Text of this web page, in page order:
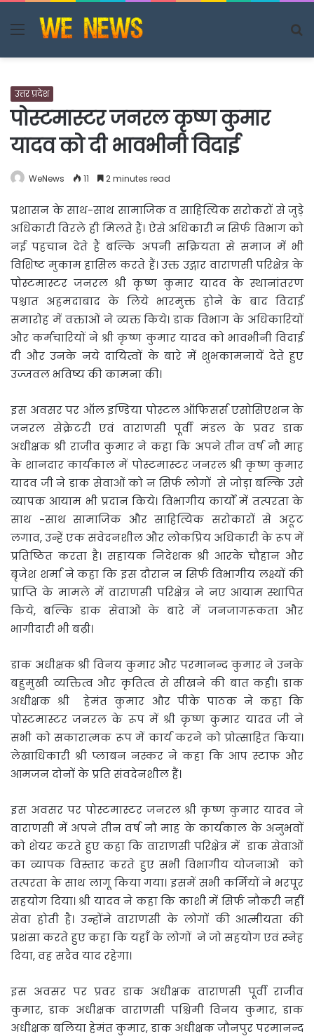
Menu
उत्तर प्रदेश
पोस्टमास्टर जनरल कृष्ण कुमार
यादव को दी भावभीनी विदाई
WeNews 11 2 minutes read
प्रशासन के साथ-साथ सामाजिक व साहित्यिक सरोकरों से जुड़े
अधिकारी विरले ही मिलते हैं। ऐसे अधिकारी नसिर्फ विभाग को
नई पहचान देते हैं बल्कि अपनी सक्रियता से समाज में भी
विशिष्ट मुकाम हासिल करते हैं। उक्त उद्गार वाराणसी परिक्षेत्र के
पोस्टमास्टर जनरल श्री कृष्ण कुमार यादव के स्थानांतरण
पश्चात अहमदाबाद के लिये भारमुक्त होने के बाद विदाई
समारोह में वक्ताओं ने व्यक्त किये। डाक विभाग के अधिकारियों
और कर्मचारियों ने श्री कृष्ण कुमार यादव को भावभीनी विदाई
दी और उनके नये दायित्वों के बारे में शुभकामनायें देते हुए
उज्जवल भविष्य की कामना की।
इस अवसर पर ऑल इण्डिया पोस्टल ऑफिसर्स एसोसिएशन के
जनरल सेक्रेटरी एवं वाराणसी पूर्वी मंडल के प्रवर डाक
अधीक्षक श्री राजीव कुमार ने कहा कि अपने तीन वर्ष नौ माह
के शानदार कार्यकाल में पोस्टमास्टर जनरल श्री कृष्ण कुमार
यादव जी ने डाक सेवाओं को न सिर्फ लोगों से जोड़ा बल्कि उसे
व्यापक आयाम भी प्रदान किये। विभागीय कार्यों में तत्परता के
साथ -साथ सामाजिक और साहित्यिक सरोकारों से अटूट
लगाव, उन्हें एक संवेदनशील और लोकप्रिय अधिकारी के रूप में
प्रतिष्ठित करता है। सहायक निदेशक श्री आरके चौहान और
बृजेश शर्मा ने कहा कि इस दौरान न सिर्फ विभागीय लक्ष्यों की
प्राप्ति के मामले में वाराणसी परिक्षेत्र ने नए आयाम स्थापित
किये, बल्कि डाक सेवाओं के बारे में जनजागरूकता और
भागीदारी भी बढ़ी।
डाक अधीक्षक श्री विनय कुमार और परमानन्द कुमार ने उनके
बहुमुखी व्यक्तित्व और कृतित्व से सीखने की बात कही। डाक
अधीक्षक श्री हेमंत कुमार और पीके पाठक ने कहा कि
पोस्टमास्टर जनरल के रूप में श्री कृष्ण कुमार यादव जी ने
सभी को सकारात्मक रूप में कार्य करने को प्रोत्साहित किया।
लेखाधिकारी श्री प्लाबन नस्कर ने कहा कि आप स्टाफ और
आमजन दोनों के प्रति संवदेनशील हैं।
इस अवसर पर पोस्टमास्टर जनरल श्री कृष्ण कुमार यादव ने
वाराणसी में अपने तीन वर्ष नौ माह के कार्यकाल के अनुभवों
को शेयर करते हुए कहा कि वाराणसी परिक्षेत्र में डाक सेवाओं
का व्यापक विस्तार करते हुए सभी विभागीय योजनाओं को
तत्परता के साथ लागू किया गया। इसमें सभी कर्मियों ने भरपूर
सहयोग दिया। श्री यादव ने कहा कि काशी में सिर्फ नौकरी नहीं
सेवा होती है। उन्होंने वाराणसी के लोगों की आत्मीयता की
प्रशंसा करते हुए कहा कि यहाँ के लोगों ने जो सहयोग एवं स्नेह
दिया, वह सदैव याद रहेगा।
इस अवसर पर प्रवर डाक अधीक्षक वाराणसी पूर्वी राजीव
कुमार, डाक अधीक्षक वाराणसी पश्चिमी विनय कुमार, डाक
अधीक्षक बलिया हेमंत कुमार, डाक अधीक्षक जौनपुर परमानन्द